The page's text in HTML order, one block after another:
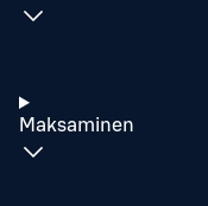
Maksaminen